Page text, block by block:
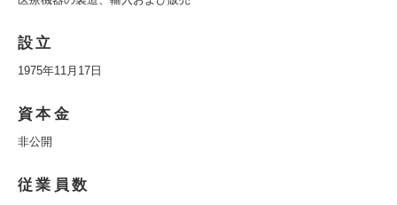
設立
1975年11月17日
資本金
非公開
従業員数